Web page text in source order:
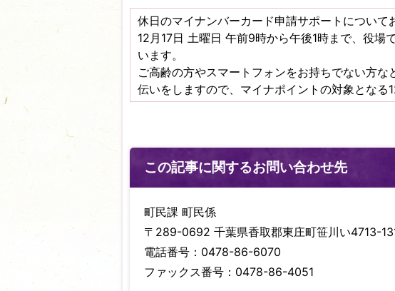
休日のマイナンバーカード申請サポートについて
12月17日 土曜日 午前9時から午後1時まで、役場
います。
ご高齢の方やスマートフォンをお持ちでない方
伝いをしますので、マイナポイントの対象となる
この記事に関するお問い合わせ先
町民課 町民係
〒289-0692 千葉県香取郡東庄町笹川い4713-
電話番号：0478-86-6070
ファックス番号：0478-86-4051